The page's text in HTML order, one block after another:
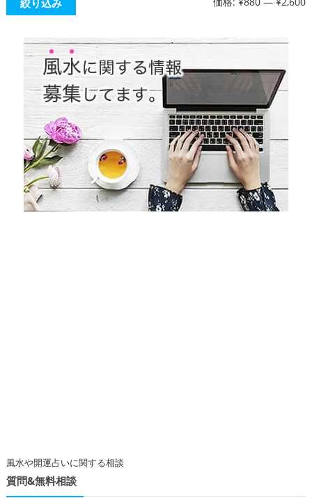
風水や開運占いに関する相談
質問&無料相談